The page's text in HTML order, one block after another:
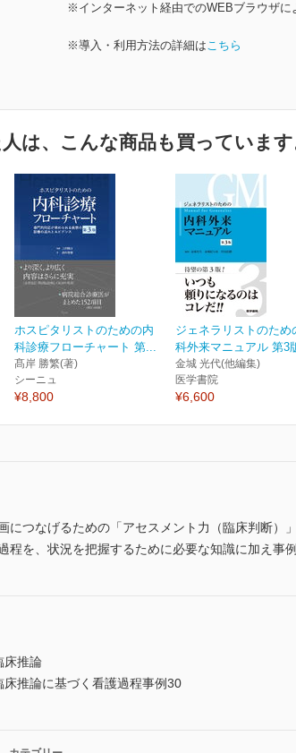
※インターネット経由でのWEBブラウザに
※導入・利用方法の詳細はこちら
は、こんな商品も買っています
ホスピタリストのための内
科診療フローチャート 第...
髙岸 勝繁(著)
シーニュ
¥8,800
ジェネラリストのため
科外来マニュアル 第3
金城 光代(他編集)
医学書院
¥6,600
につなげるための「アセスメント力（臨床判断
程を、状況を把握するために必要な知識に加え事
推論
推論に基づく看護過程事例30